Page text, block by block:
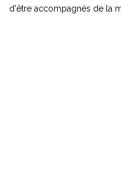
d'être accompagnés de la